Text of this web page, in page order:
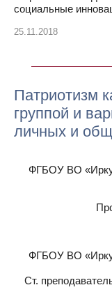
социальные
25.11.2018
Патриотизм
группой и
личных и
ФГБОУ ВО
ФГБОУ ВО
Ст.